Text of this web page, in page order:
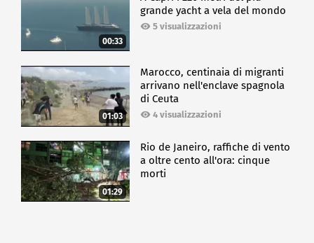
00:33
grande yacht a vela del mondo
5 visualizzazioni
01:03
Marocco, centinaia di migranti
arrivano nell'enclave spagnola
di Ceuta
4 visualizzazioni
01:29
Rio de Janeiro, raffiche di vento
a oltre cento all'ora: cinque
morti